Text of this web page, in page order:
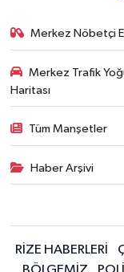
Merkez Nöbetçi
Merkez Trafik
Haritası
Tüm Manşetler
Haber Arşivi
RİZE HABERLERİ